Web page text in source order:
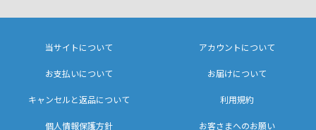
当サイトについて アカウントについて
お支払いについて お届けについて
キャンセルと返品について 利用規約
個人情報保護方針 お客さまへのお願い